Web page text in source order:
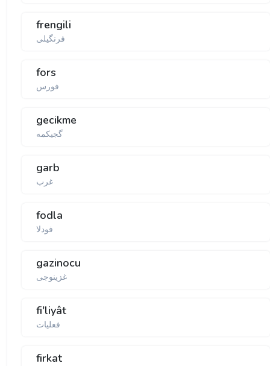
frengili
فرنگیلی
fors
فورس
gecikme
گجیكمە
garb
غرب
fodla
فودلا
gazinocu
غزینوجی
fi'liyât
فعلیات
firkat